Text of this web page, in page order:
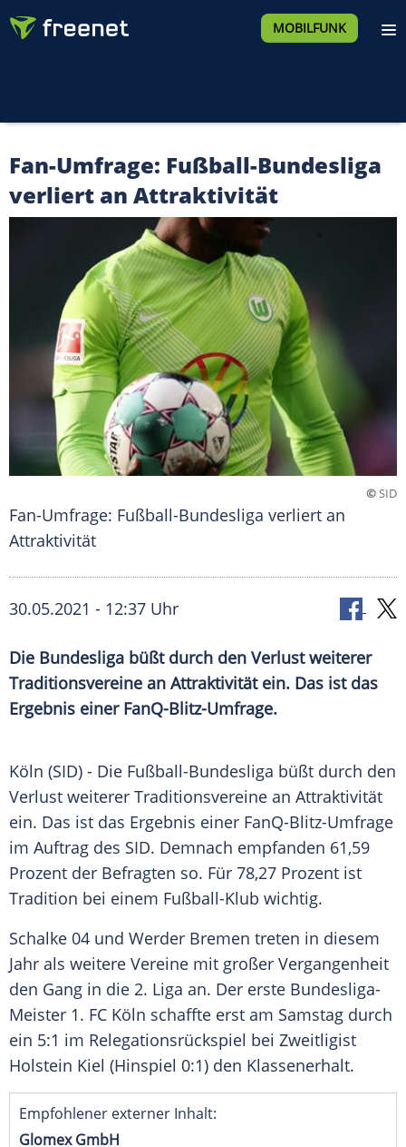
MOBILFUNK
Fan-Umfrage: Fußball-Bundesliga
verliert an Attraktivität
©SID
Fan-Umfrage: Fußball-Bundesliga verliert an
Attraktivität
30.05.2021 - 12:37 Uhr
Die Bundesliga büßt durch den Verlust weiterer
Traditionsvereine an Attraktivitätein. Das ist das
Ergebnis einer FanQ-Blitz-Umfrage.
Köln (SID) - Die Fußball-Bundesliga büßt durch den
Verlust weiterer Traditionsvereine an Attraktivität
ein. Das ist das Ergebnis einer FanQ-Blitz-Umfrage
im Auftrag des SID. Demnach empfanden 61,59
Prozent der Befragten so. Für 78,27 Prozent ist
Tradition bei einem Fußball-Klub wichtig.
Schalke 04 und Werder Bremen treten in diesem
Jahr als weitere Vereine mit großer Vergangenheit
den Gang in die 2. Liga an. Der erste Bundesliga-
Meister 1. FC Köln schaffte erst am Samstag durch
ein 5:1 im Relegationsrückspiel bei Zweitligist
Holstein Kiel (Hinspiel 0:1) den Klassenerhalt.
Empfohlener externer Inhalt:
Glomex GmbH